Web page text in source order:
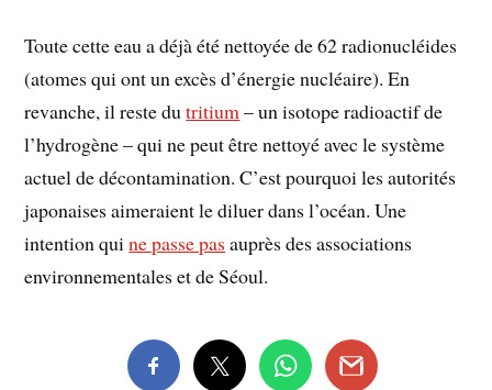
Toute cette eau a déjà été nettoyée de 62 radionucléides
(atomes qui ont un excès d’énergie nucléaire). En
revanche, il reste dutritium– un isotope radioactif de
l’hydrogène – qui ne peut être nettoyé avec le système
actuel de décontamination. C’est pourquoi les autorités
japonaises aimeraient le diluer dans l’océan. Une
intention quine passe pas auprès des associations
environnementales et de Séoul.